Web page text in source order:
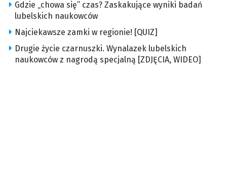
Gdzie „chowa się” czas? Zaskakujące wyniki badań
lubelskich naukowców
Najciekawsze zamki w regionie! [QUIZ]
Drugie życie czarnuszki. Wynalazek lubelskich
naukowców z nagrodą specjalną [ZDJĘCIA, WIDEO]